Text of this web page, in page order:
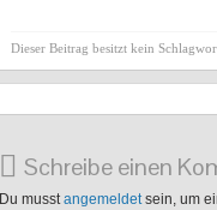
Dieser Beitrag besitzt kein
Schreibe einen
Du musstangemeldetsein, um